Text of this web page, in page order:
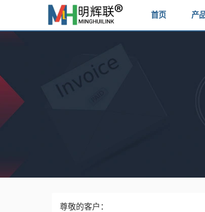
首页 产
尊敬的客户：